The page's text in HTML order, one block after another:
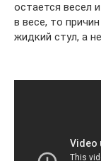
остается весел
в весе, то
жидкий стул, а